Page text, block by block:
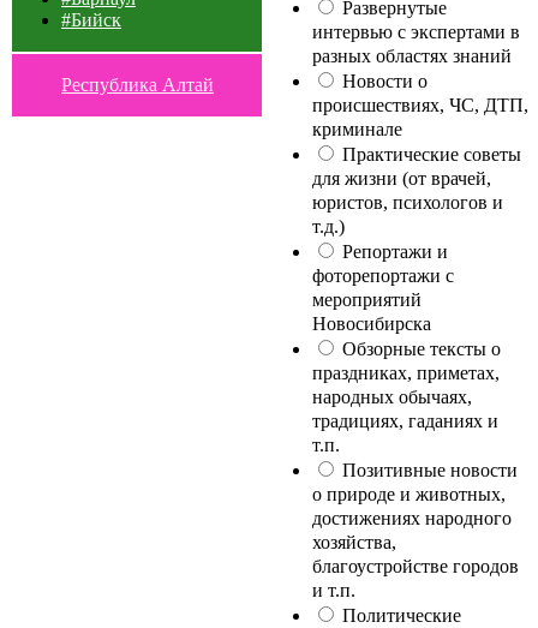
#Бийск
Республика Алтай
Развернутые
интервью с экспертами в
разных областях знаний
Новости о
происшествиях, ЧС, ДТП,
криминале
Практические советы
для жизни (от врачей,
юристов, психологов и
т.д.)
Репортажи и
фоторепортажи с
мероприятий
Новосибирска
Обзорные тексты о
праздниках, приметах,
народных обычаях,
традициях, гаданиях и
т.п.
Позитивные новости
о природе и животных,
достижениях народного
хозяйства,
благоустройстве городов
и т.п.
Политические